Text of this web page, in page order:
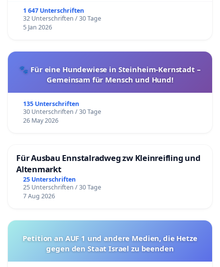
1 647 Unterschriften
32 Unterschriften / 30 Tage
5 Jan 2026
🐾 Für eine Hundewiese in Steinheim-Kernstadt –
Gemeinsam für Mensch und Hund!
135 Unterschriften
30 Unterschriften / 30 Tage
26 May 2026
Für Ausbau Ennstalradweg zw Kleinreifling und
Altenmarkt
25 Unterschriften
25 Unterschriften / 30 Tage
7 Aug 2026
Petition an AUF 1 und andere Medien, die Hetze
gegen den Staat Israel zu beenden